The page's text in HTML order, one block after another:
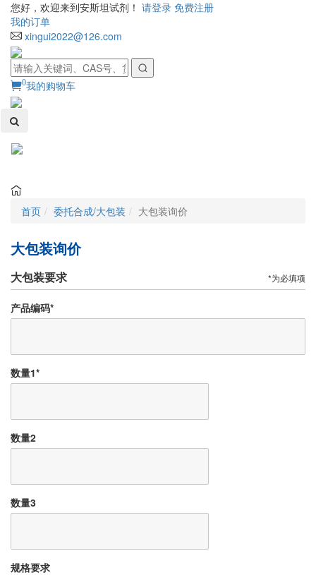
您好，欢迎来到安斯坦试剂！ 请登录 免费注册
我的订单
xingui2022@126.com
0我的购物车
首页 委托合成/大包装 大包装询价
大包装询价
大包装要求 *为必填项
产品编码*
数量1*
数量2
数量3
规格要求